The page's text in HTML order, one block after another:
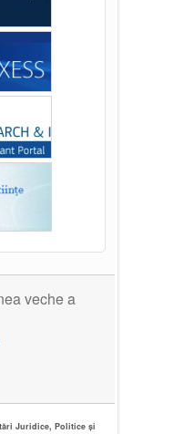
veche a
Juridice, Politice și